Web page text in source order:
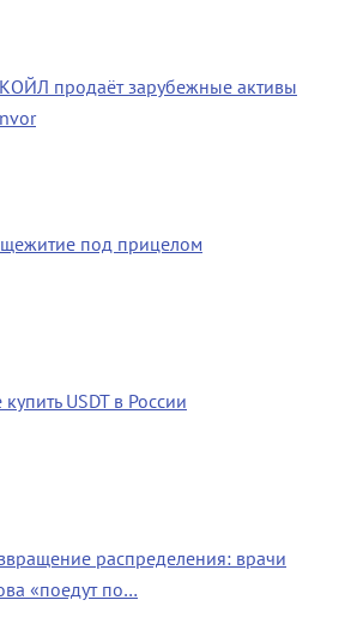
продаёт зарубежные активы
под прицелом
купить USDT в России
распределения: врачи
«поедут по…